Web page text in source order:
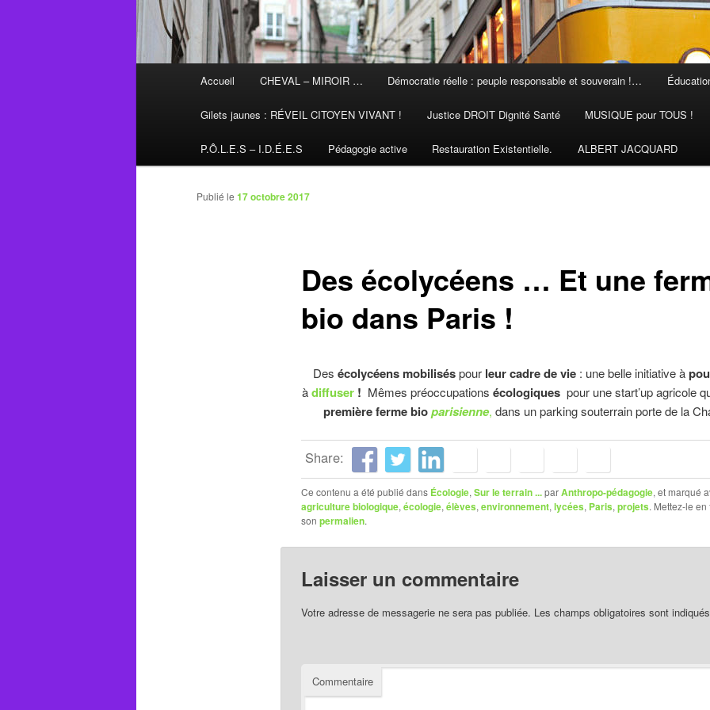
Accueil CHEVAL – MIROIR … Démocratie réelle : peuple responsable et souverain !…
Gilets jaunes : RÉVEIL CITOYEN VIVANT ! Justice DROIT Dignité Santé MUSIQUE pour TOUS !
P.Ô.L.E.S – I.D.É.E.S Pédagogie active Restauration Existentielle. ALBERT JACQUARD
Des écolycéens … Et une
bio dans Paris !
Publié le 17 octobre 2017
Des écolycéens mobiliséspourleur cadre de vie: une belle initiative à
àdiffuser ! Mêmes préoccupations écologiquespour une start’up agricole
première ferme bio parisienne,dans un parking souterrain porte de la
Share:
Ce contenu a été publié dans Écologie, Sur le terrain ...parAnthropo-pédagogie, et marqué
agriculture biologique, écologie, élèves, environnement, lycées, Paris, projets. Mettez-le
son permalien.
Laisser un commentaire
Votre adresse de messagerie ne sera pas publiée. Les champs obligatoires sont
Commentaire